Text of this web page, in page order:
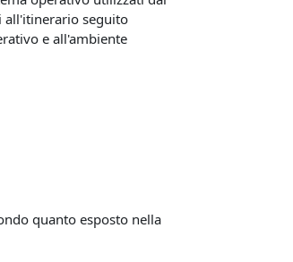
all'itinerario seguito
e all'ambiente
quanto esposto nella